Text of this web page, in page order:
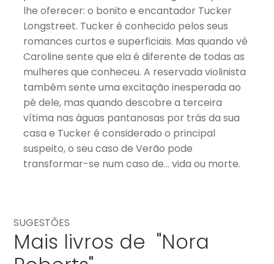
lhe oferecer: o bonito e encantador Tucker
Longstreet. Tucker é conhecido pelos seus
romances curtos e superficiais. Mas quando vê
Caroline sente que ela é diferente de todas as
mulheres que conheceu. A reservada violinista
também sente uma excitação inesperada ao
pé dele, mas quando descobre a terceira
vítima nas águas pantanosas por trás da sua
casa e Tucker é considerado o principal
suspeito, o seu caso de Verão pode
transformar-se num caso de… vida ou morte.
SUGESTÕES
Mais livros de "Nora